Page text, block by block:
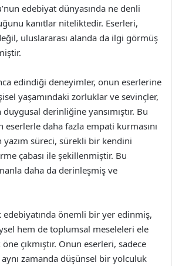
edebiyat dünyasında ne denli
kanıtlar niteliktedir. Eserleri,
uluslararası alanda da ilgi görmüş
edindiği deneyimler, onun eserlerine
yaşamındaki zorluklar ve sevinçler,
derinliğine yansımıştır. Bu
daha fazla empati kurmasını
yazım süreci, sürekli bir kendini
çabası ile şekillenmiştir. Bu
daha da derinleşmiş ve
edebiyatında önemli bir yer edinmiş,
hem de toplumsal meseleleri ele
çıkmıştır. Onun eserleri, sadece
zamanda düşünsel bir yolculuk